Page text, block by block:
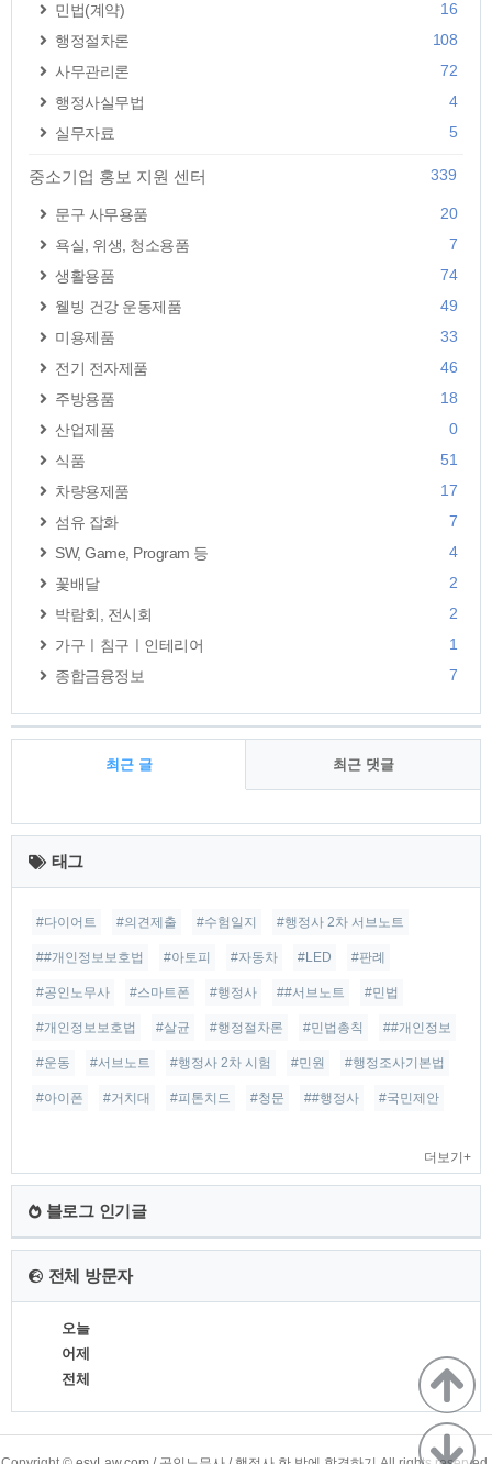
민법(계약)
16
행정절차론
108
사무관리론
72
행정사실무법
4
실무자료
5
중소기업 홍보 지원 센터 339
문구 사무용품
20
욕실, 위생, 청소용품
7
생활용품
74
웰빙 건강 운동제품
49
미용제품
33
전기 전자제품
46
주방용품
18
산업제품
0
식품
51
차량용제품
17
섬유 잡화
7
SW, Game, Program 등
4
꽃배달
2
박람회, 전시회
2
가구ㅣ침구ㅣ인테리어
1
종합금융정보
7
최근 글 최근 댓글
최
근
글
태그
#다이어트 #의견제출 #수험일지 #행정사 2차 서브노트
##개인정보보호법 #아토피 #자동차 #LED #판례
#공인노무사 #스마트폰 #행정사 ##서브노트 #민법
#개인정보보호법 #살균 #행정절차론 #민법총칙 ##개인정보
#운동 #서브노트 #행정사 2차 시험 #민원 #행정조사기본법
#아이폰 #거치대 #피톤치드 #청문 ##행정사 #국민제안
더보기+
블로그 인기글
전체 방문자
오늘
어제
전체